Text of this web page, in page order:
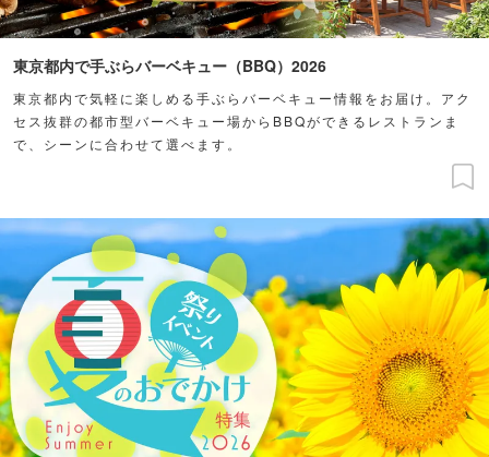
東京都内で手ぶらバーベキュー（BBQ）2026
東京都内で気軽に楽しめる手ぶらバーベキュー情報をお届け。アク
セス抜群の都市型バーベキュー場からBBQができるレストランま
で、シーンに合わせて選べます。